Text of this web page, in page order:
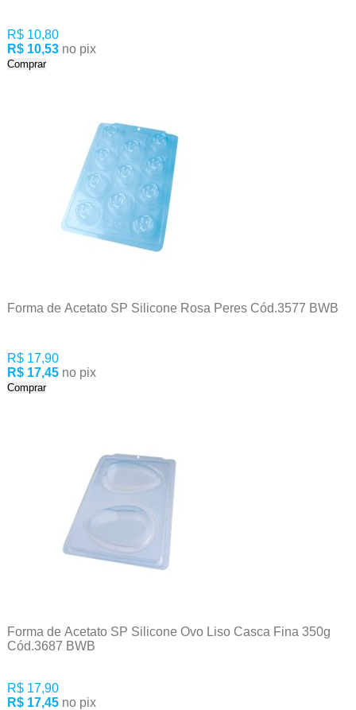
R$ 10,80
R$ 10,53
no pix
Comprar
Forma de Acetato SP Silicone Rosa Peres Cód.3577 BWB
R$ 17,90
R$ 17,45
no pix
Comprar
Forma de Acetato SP Silicone Ovo Liso Casca Fina 350g
Cód.3687 BWB
R$ 17,90
R$ 17,45
no pix